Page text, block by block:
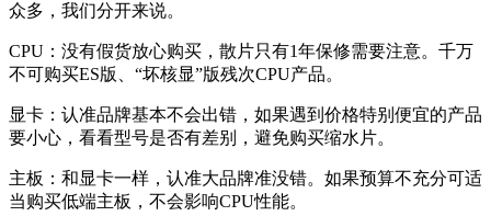
众多，我们分开来说。
CPU：没有假货放心购买，散片只有1年保修需要注意。千万
不可购买ES版、“坏核显”版残次CPU产品。
显卡：认准品牌基本不会出错，如果遇到价格特别便宜的产品
要小心，看看型号是否有差别，避免购买缩水片。
主板：和显卡一样，认准大品牌准没错。如果预算不充分可适
当购买低端主板，不会影响CPU性能。